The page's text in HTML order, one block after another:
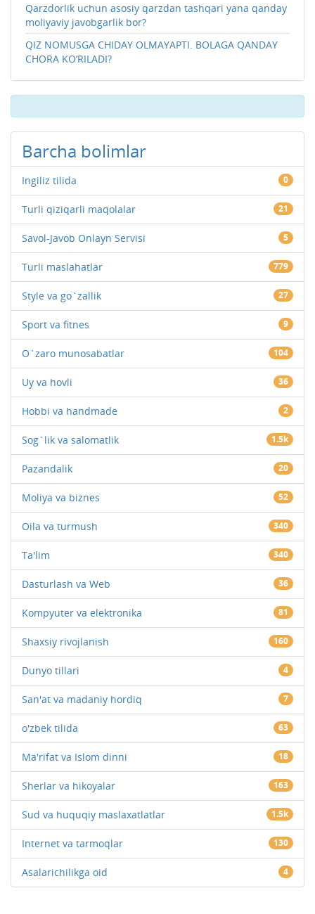
Qarzdorlik uchun asosiy qarzdan tashqari yana qanday
moliyaviy javobgarlik bor?
QIZ NOMUSGA CHIDAY OLMAYAPTI. BOLAGA QANDAY
CHORA KO‘RILADI?
Barcha bolimlar
Ingiliz tilida 0
Turli qiziqarli maqolalar 21
Savol-Javob Onlayn Servisi 5
Turli maslahatlar 779
Style va go`zallik 27
Sport va fitnes 9
O`zaro munosabatlar 104
Uy va hovli 36
Hobbi va handmade 2
Sog`lik va salomatlik 1.5k
Pazandalik 20
Moliya va biznes 52
Oila va turmush 340
Ta'lim 340
Dasturlash va Web 36
Kompyuter va elektronika 81
Shaxsiy rivojlanish 160
Dunyo tillari 4
San'at va madaniy hordiq 7
o'zbek tilida 63
Ma'rifat va Islom dinni 18
Sherlar va hikoyalar 163
Sud va huquqiy maslaxatlatlar 1.5k
Internet va tarmoqlar 130
Asalarichilikga oid 4